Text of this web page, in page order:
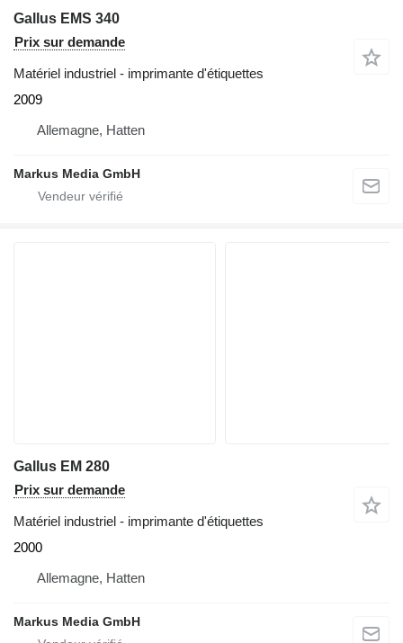
Gallus EMS 340
Prix sur demande
Matériel industriel - imprimante d'étiquettes
2009
Allemagne, Hatten
Markus Media GmbH
Gallus EM 280
Prix sur demande
Matériel industriel - imprimante d'étiquettes
2000
Allemagne, Hatten
Markus Media GmbH